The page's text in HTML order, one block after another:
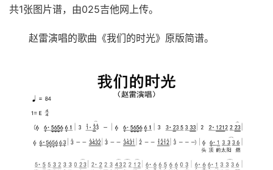
共1张图片谱，由025吉他网上传。
赵雷演唱的歌曲《我们的时光》原版简谱。